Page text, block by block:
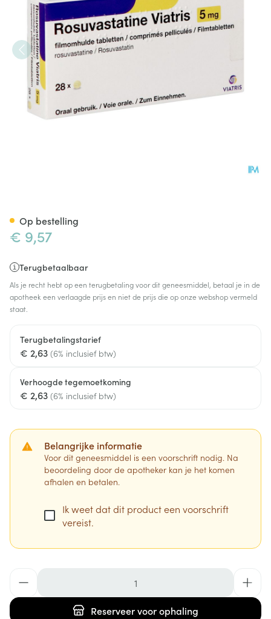
€ 9,57
Terugbetaalbaar
Als je recht hebt op een terugbetaling voor dit geneesmiddel, betaal je in de
apotheek een verlaagde prijs en niet de prijs die op onze webshop vermeld
staat.
Terugbetalingstarief
€ 2,63 (6% inclusief btw)
Verhoogde tegemoetkoming
€ 2,63 (6% inclusief btw)
Belangrijke informatie
Voor dit geneesmiddel is een voorschrift nodig. Na
beoordeling door de apotheker kan je het komen
afhalen en betalen.
Ik weet dat dit product een voorschrift
vereist.
Reserveervoor ophaling
Op bestelling